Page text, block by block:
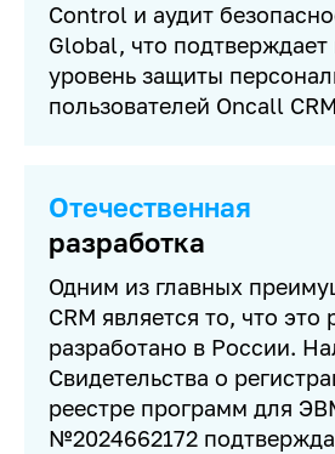
Control и аудит
Global, что
уровень защиты
пользователей Oncall
Отечественная
разработка
Одним из главных
CRM является то, что
разработано в России.
Свидетельства о
реестре программ для
№2024662172